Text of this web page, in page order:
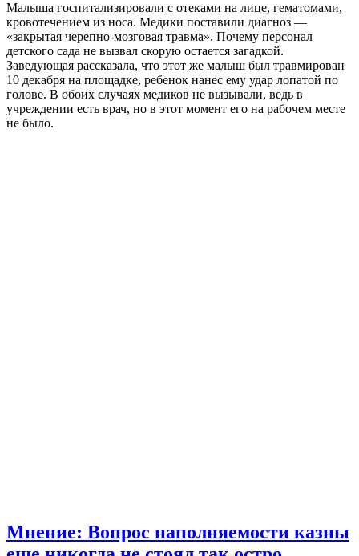
Малыша госпитализировали с отеками на лице, гематомами,
кровотечением из носа. Медики поставили диагноз —
«закрытая черепно-мозговая травма». Почему персонал
детского сада не вызвал скорую остается загадкой.
Заведующая рассказала, что этот же малыш был травмирован
10 декабря на площадке, ребенок нанес ему удар лопатой по
голове. В обоих случаях медиков не вызывали, ведь в
учреждении есть врач, но в этот момент его на рабочем месте
не было.
Мнение: Вопрос наполняемости казны